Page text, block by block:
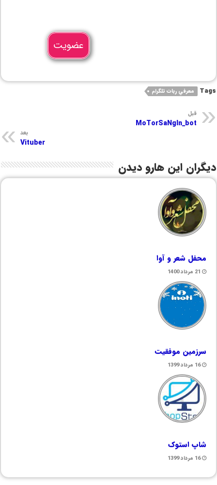
عضویت
Tags معرفي ربات تلگرام
قبل
MoTorSaNgIn_bot
بعد
Vituber
دیگران این هارو دیدن
محفل شعر و آوا
21 مرداد 1400
سرزمین موفقیت
16 مرداد 1399
شاپ استوک
16 مرداد 1399